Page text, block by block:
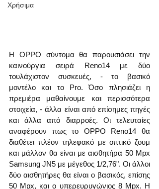
Χρήσιμα
Η OPPO σύντομα θα παρουσιάσει την
καινούργια σειρά Reno14 με δύο
τουλάχιστον συσκευές, - το βασικό
μοντέλο και το Pro. Όσο πλησιάζει η
πρεμιέρα μαθαίνουμε και περισσότερα
στοιχεία, - άλλα είναι από επίσημες πηγές
και άλλα από διαρροές. Οι τελευταίες
αναφέρουν πως το OPPO Reno14 θα
διαθέτει πλέον τηλεφακό με οπτικό ζουμ
και μάλλον θα είναι με αισθητήρα 50 Mpx
Samsung JN5 με μέγεθος 1/2,76". Οι άλλοι
δύο αισθητήρες θα είναι ο βασικός, επίσης
50 Mpx, και ο υπερευρυγώνιος 8 Mpx. Η